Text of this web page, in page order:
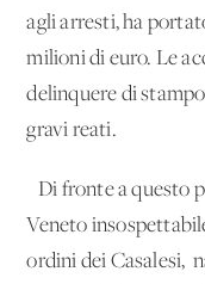
agli arresti, ha
milioni di euro. Le
delinquere di
gravi reati.
Di fronte a questo
Veneto
ordini dei Casalesi,